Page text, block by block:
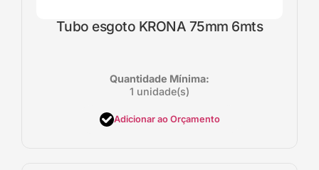
Tubo esgoto KRONA 75mm 6mts
Quantidade Mínima:
1 unidade(s)
Adicionar ao Orçamento